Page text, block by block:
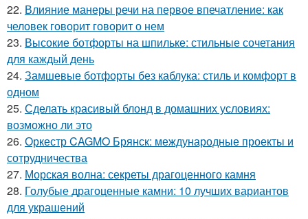
22. Влияние манеры речи на первое впечатление: как
человек говорит говорит о нем
23. Высокие ботфорты на шпильке: стильные сочетания
для каждый день
24. Замшевые ботфорты без каблука: стиль и комфорт в
одном
25. Сделать красивый блонд в домашних условиях:
возможно ли это
26. Оркестр CAGMO Брянск: международные проекты и
сотрудничества
27. Морская волна: секреты драгоценного камня
28. Голубые драгоценные камни: 10 лучших вариантов
для украшений